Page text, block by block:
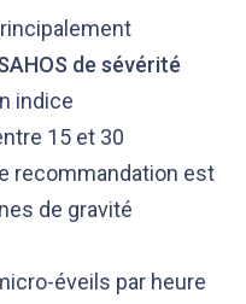
que nos experts
avec soin, pour
de nos articles est
ainsi
de sévérité
indice
15 et 30
recommandation est
de gravité
éveils par heure